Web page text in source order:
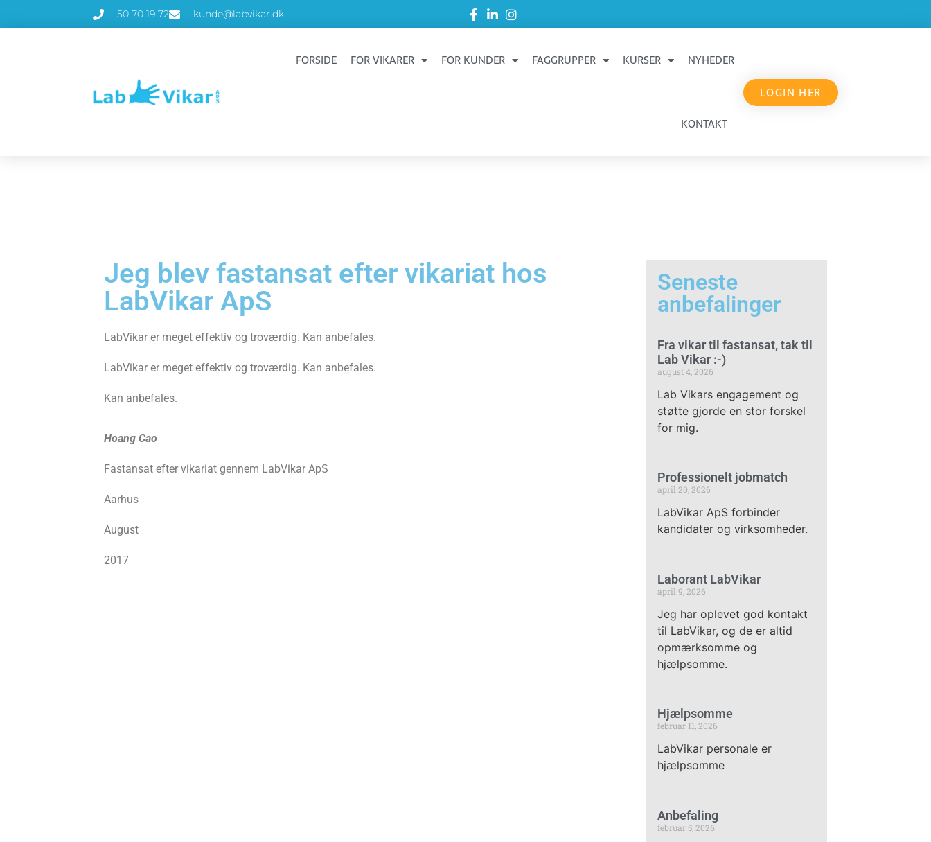
50 70 19 72 kunde@labvikar.dk
FORSIDE FOR VIKARER FOR KUNDER FAGGRUPPER KURSER NYHEDER
KONTAKT
LOGIN HER
Jeg blev fastansat efter vikariat hos
LabVikar ApS
LabVikar er meget effektiv og troværdig. Kan anbefales.
LabVikar er meget effektiv og troværdig. Kan anbefales.
Kan anbefales.
Hoang Cao
Fastansat efter vikariat gennem LabVikar ApS
Aarhus
August
2017
Seneste
anbefalinger
Fra vikar til fastansat, tak til
Lab Vikar :-)
august 4, 2026
Lab Vikars engagement og
støtte gjorde en stor forskel
for mig.
Professionelt jobmatch
april 20, 2026
LabVikar ApS forbinder
kandidater og virksomheder.
Laborant LabVikar
april 9, 2026
Jeg har oplevet god kontakt
til LabVikar, og de er altid
opmærksomme og
hjælpsomme.
Hjælpsomme
februar 11, 2026
LabVikar personale er
hjælpsomme
Anbefaling
februar 5, 2026